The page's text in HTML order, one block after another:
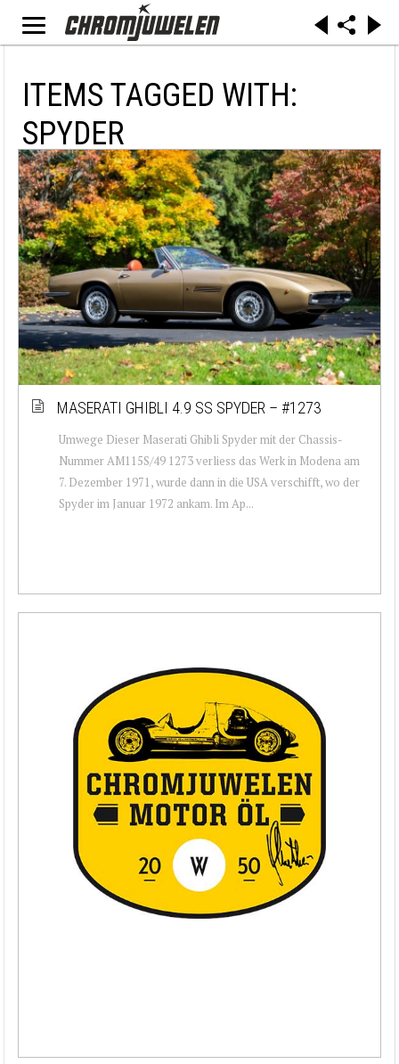
ITEMS TAGGED WITH:
SPYDER
MASERATI GHIBLI 4.9 SS SPYDER – #1273
Umwege Dieser Maserati Ghibli Spyder mit der Chassis-
Nummer AM115S/49 1273 verliess das Werk in Modena am
7. Dezember 1971, wurde dann in die USA verschifft, wo der
Spyder im Januar 1972 ankam. Im Ap...